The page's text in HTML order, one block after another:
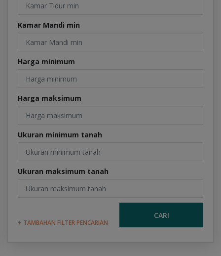
Kamar Mandi min
Harga minimum
Harga maksimum
Ukuran minimum tanah
Ukuran maksimum tanah
+ TAMBAHAN FILTER PENCARIAN
CARI